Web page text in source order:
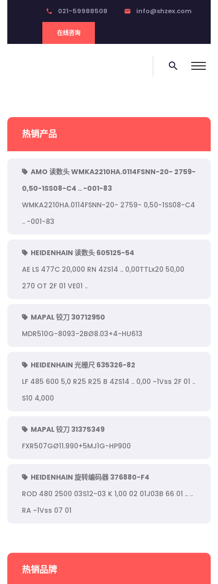
phone 021-59988508 email info@shzex.com
在线咨询
search
热销产品
AMO 读数头 WMKA2210HA.0114FSNN-20- 2759-
0,50-1SS08-C4 .. -001-83
WMKA2210HA.0114FSNN-20- 2759- 0,50-1SS08-C4
.. -001-83
HEIDENHAIN 读数头 605125-54
AE LS 477C 20,000 RN 4ZS14 .. 0,00TTLx20 50,00
270 OT 2F 01 VE01 ..
MAPAL 铰刀 30712950
MDR510G-8093-2BØ8.03+4-HU613
HEIDENHAIN 光栅尺 635326-82
LF 485 600 5,0 R25 R25 B 4ZS14 .. 0,00 ~1Vss 2F 01 ..
S10 4,000
MAPAL 铰刀 31375349
FXR507GØ11.990+5MJ1G-HP900
HEIDENHAIN 旋转编码器 376880-F4
ROD 480 2500 03S12-03 K 1,00 02 01J03B 66 01 .. ..
RA ~1Vss 07 01
热销品牌